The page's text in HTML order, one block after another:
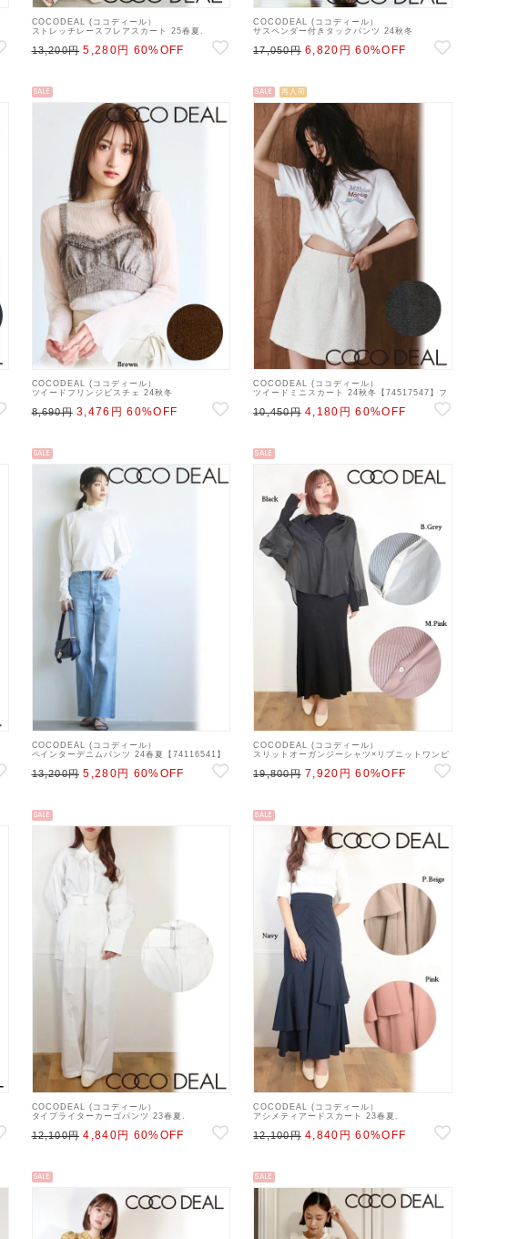
COCODEAL (ココディール）
ストレッチレースフレアスカート 25春夏.
13,200円 5,280円 60%OFF
COCODEAL (ココディール）
サスペンダー付きタックパンツ 24秋冬
17,050円 6,820円 60%OFF
SALE
COCODEAL (ココディール）
ツイードフリンジビスチェ 24秋冬
【74518107】キャミソール・ベアトップ・ビス
チェ ss12
8,690円 3,476円 60%OFF
SALE 再入荷
COCODEAL (ココディール）
ツイードミニスカート 24秋冬【74517547】フ
10,450円 4,180円 60%OFF
SALE
COCODEAL (ココディール）
ペインターデニムパンツ 24春夏【74116541】
13,200円 5,280円 60%OFF
SALE
COCODEAL (ココディール）
スリットオーガンジーシャツ×リブニットワンピ
ース 23春夏【73135548】マキシワンピース
23sp
19,800円 7,920円 60%OFF
SALE
COCODEAL (ココディール）
タイプライターカーゴパンツ 23春夏.
12,100円 4,840円 60%OFF
SALE
COCODEAL (ココディール）
アシメティアードスカート 23春夏.
12,100円 4,840円 60%OFF
SALE SALE